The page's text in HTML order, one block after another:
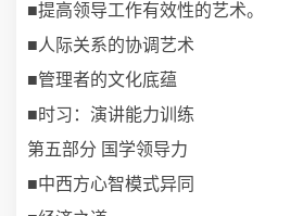
■提高领导工作有效性的艺术。
■人际关系的协调艺术
■管理者的文化底蕴
■时习：演讲能力训练
第五部分 国学领导力
■中西方心智模式异同